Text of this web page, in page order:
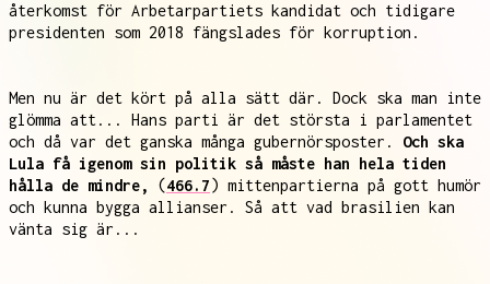
återkomst för Arbetarpartiets kandidat och tidigare
presidenten som 2018 fängslades för korruption.
Men nu är det kört på alla sätt där. Dock ska man inte
glömma att... Hans parti är det största i parlamentet
och då var det ganska många gubernörsposter. Och ska
Lula få igenom sin politik så måste han hela tiden
hålla de mindre,
(466.7) mittenpartierna på gott humör
och kunna bygga allianser. Så att vad brasilien kan
vänta sig är...